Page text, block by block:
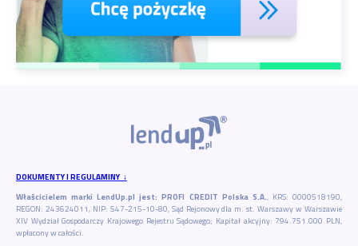
DOKUMENTY I REGULAMINY ↓
Właścicielem marki LendUp.pl jest: PROFI CREDIT Polska S.A., KRS: 0000518190,
REGON: 243624011, NIP: 547-215-10-80, Sąd Rejonowy dla m. st. Warszawy w Warszawie
XIV Wydział Gospodarczy Krajowego Rejestru Sądowego; Kapitał akcyjny: 794.751.000 PLN,
wpłacony w całości.